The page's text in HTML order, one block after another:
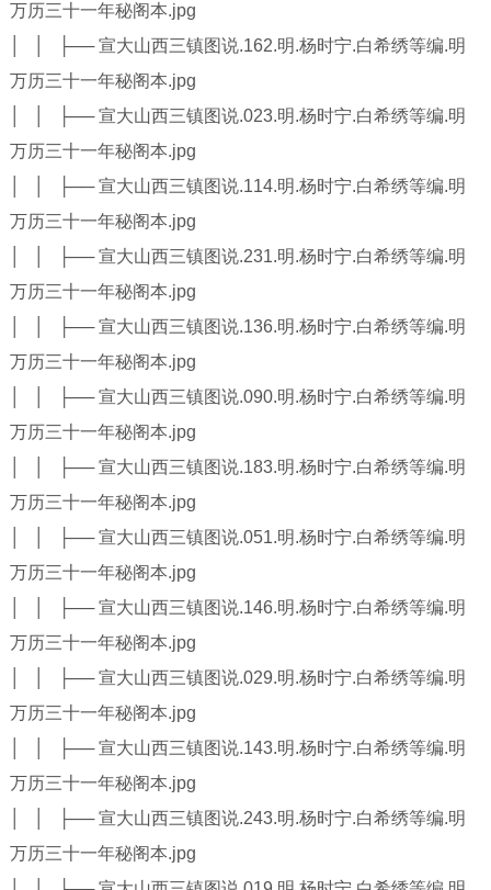
万历三十一年秘阁本.jpg
│ │ ├── 宣大山西三镇图说.162.明.杨时宁.白希绣等编.明
万历三十一年秘阁本.jpg
│ │ ├── 宣大山西三镇图说.023.明.杨时宁.白希绣等编.明
万历三十一年秘阁本.jpg
│ │ ├── 宣大山西三镇图说.114.明.杨时宁.白希绣等编.明
万历三十一年秘阁本.jpg
│ │ ├── 宣大山西三镇图说.231.明.杨时宁.白希绣等编.明
万历三十一年秘阁本.jpg
│ │ ├── 宣大山西三镇图说.136.明.杨时宁.白希绣等编.明
万历三十一年秘阁本.jpg
│ │ ├── 宣大山西三镇图说.090.明.杨时宁.白希绣等编.明
万历三十一年秘阁本.jpg
│ │ ├── 宣大山西三镇图说.183.明.杨时宁.白希绣等编.明
万历三十一年秘阁本.jpg
│ │ ├── 宣大山西三镇图说.051.明.杨时宁.白希绣等编.明
万历三十一年秘阁本.jpg
│ │ ├── 宣大山西三镇图说.146.明.杨时宁.白希绣等编.明
万历三十一年秘阁本.jpg
│ │ ├── 宣大山西三镇图说.029.明.杨时宁.白希绣等编.明
万历三十一年秘阁本.jpg
│ │ ├── 宣大山西三镇图说.143.明.杨时宁.白希绣等编.明
万历三十一年秘阁本.jpg
│ │ ├── 宣大山西三镇图说.243.明.杨时宁.白希绣等编.明
万历三十一年秘阁本.jpg